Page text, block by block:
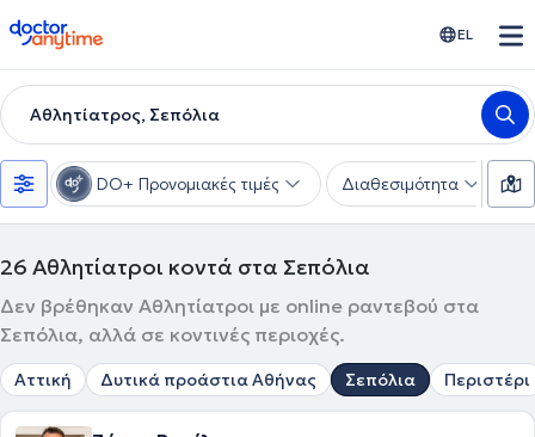
doctoranytime EL
Αθλητίατρος, Σεπόλια
DO+ Προνομιακές τιμές Διαθεσιμότητα
26 Αθλητίατροι κοντά στα Σεπόλια
Δεν βρέθηκαν Αθλητίατροι με online ραντεβού στα
Σεπόλια, αλλά σε κοντινές περιοχές.
Αττική Δυτικά προάστια Αθήνας Σεπόλια Περιστέρι